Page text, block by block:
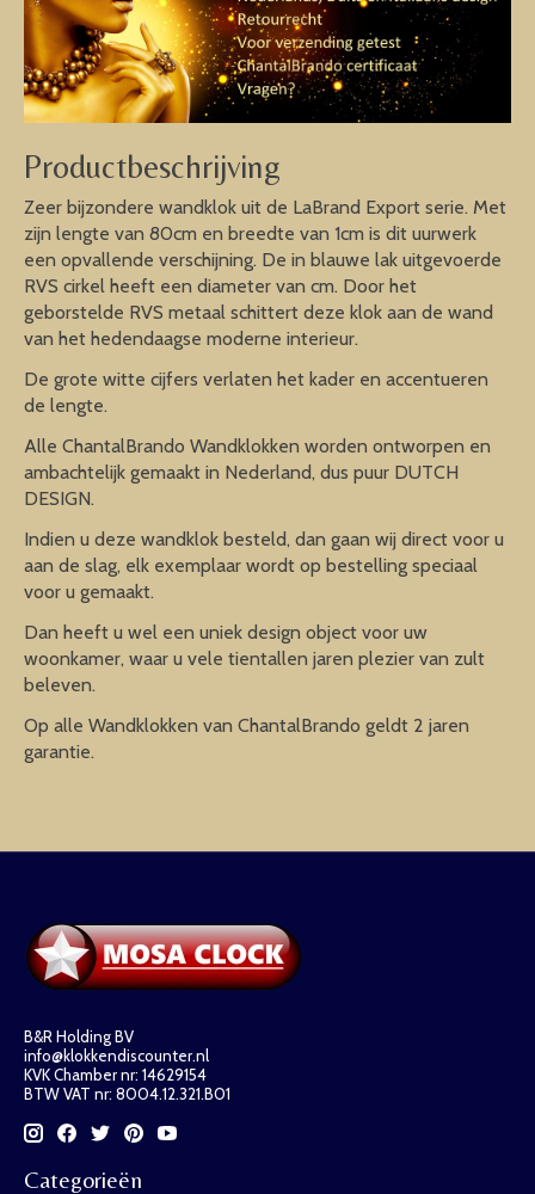
Productbeschrijving
Zeer bijzondere wandklok uit de LaBrand Export serie. Met
zijn lengte van 80cm en breedte van 1cm is dit uurwerk
een opvallende verschijning. De in blauwe lak uitgevoerde
RVS cirkel heeft een diameter van cm. Door het
geborstelde RVS metaal schittert deze klok aan de wand
van het hedendaagse moderne interieur.
De grote witte cijfers verlaten het kader en accentueren
de lengte.
Alle ChantalBrando Wandklokken worden ontworpen en
ambachtelijk gemaakt in Nederland, dus puur DUTCH
DESIGN.
Indien u deze wandklok besteld, dan gaan wij direct voor u
aan de slag, elk exemplaar wordt op bestelling speciaal
voor u gemaakt.
Dan heeft u wel een uniek design object voor uw
woonkamer, waar u vele tientallen jaren plezier van zult
beleven.
Op alle Wandklokken van ChantalBrando geldt 2 jaren
garantie.
B&R Holding BV
info@klokkendiscounter.nl
KVK Chamber nr: 14629154
BTW VAT nr: 8004.12.321.B01
Categorieën